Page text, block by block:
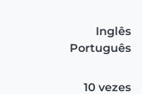
Inglês
Português
10 vezes